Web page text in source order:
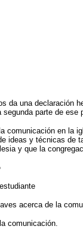
da una declaración
parte de
comunicación en la
ideas y técnicas de
y que la
acerca de la
comunicación.